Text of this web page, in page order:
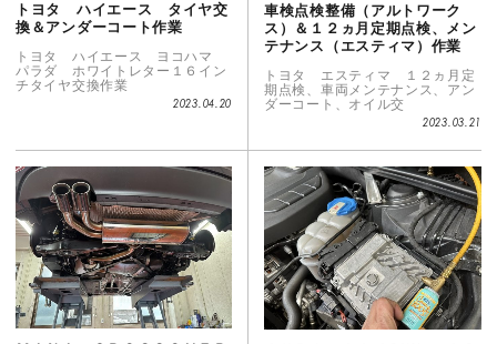
トヨタ ハイエース タイヤ交
換＆アンダーコート作業
トヨタ ハイエース ヨコハマ
パラダ ホワイトレター１６イン
チタイヤ交換作業
2023.04.20
車検点検整備（アルトワーク
ス）＆１２ヵ月定期点検、メン
テナンス（エスティマ）作業
トヨタ エスティマ １２ヵ月定
期点検、車両メンテナンス、アン
ダーコート、オイル交
2023.03.21